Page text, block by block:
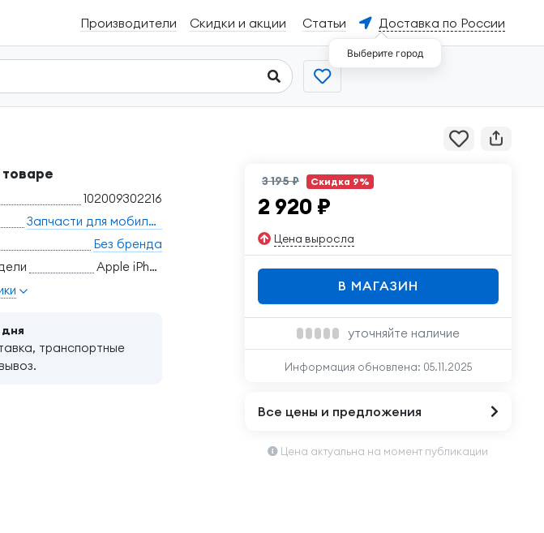
Производители Скидки и акции Статьи Доставка по России
Выберите город
102009302216
Запчасти для мобильных телефонов
Без бренда
Apple iPhone X
транспортные
3 195 ₽ Скидка 9%
2 920₽
Цена выросла
В МАГАЗИН
уточняйте наличие
Информация обновлена: 05.11.2025
Все цены и предложения
Цена актуальна на момент публикации